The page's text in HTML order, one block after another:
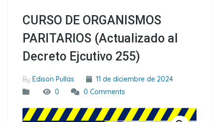
CURSO DE ORGANISMOS
PARITARIOS (Actualizado al
Decreto Ejcutivo 255)
By Edison Pullas
11 de diciembre de 2024
0
0 Comments